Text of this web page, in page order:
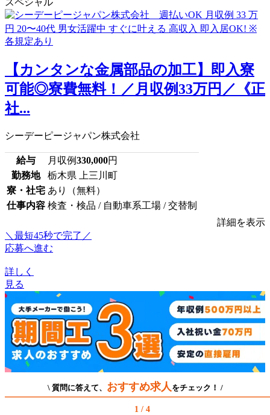
【カンタンな金属部品の加工】即入寮
可能◎寮費無料！／月収例33万円／《正
社...
シーデーピージャパン株式会社
給与 月収例330,000円
勤務地
栃木県 上三川町
寮・社宅 あり（無料）
仕事内容 検査・検品 / 自動車系工場 / 交替制
詳細を表示
＼最短45秒で完了／
応募へ進む
詳しく
見る
\ 質問に答えて、 おすすめ求人 をチェック！ /
1 / 4